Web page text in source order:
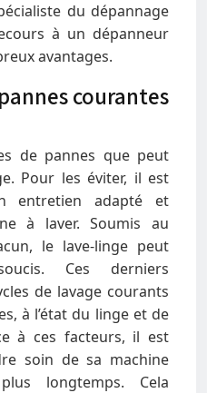
du dépannage
à un dépanneur
avantages.
courantes
de pannes que peut
Pour les éviter, il est
entretien adapté et
à laver. Soumis au
le lave-linge peut
Ces derniers
de lavage courants
à l’état du linge et de
à ces facteurs, il est
soin de sa machine
longtemps. Cela